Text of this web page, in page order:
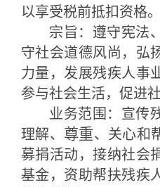
以享受税前抵扣资格。
宗旨：遵守宪法
守社会道德风尚，弘
力量，发展残疾人事
参与社会生活，促进社
业务范围：宣传
理解、 尊重、关心和
募捐活动，接纳社会
基金，资助帮扶残疾